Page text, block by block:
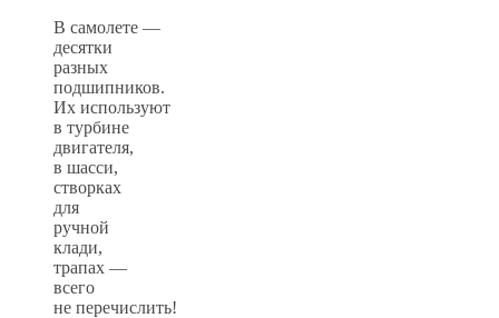
В самолете —
десятки
разных
подшипников.
Их используют
в турбине
двигателя,
в шасси,
створках
для
ручной
клади,
трапах —
всего
не перечислить!